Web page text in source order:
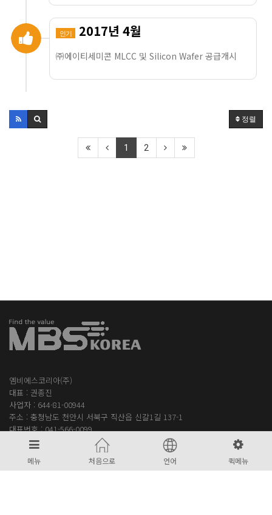
처음으로
메뉴 언어 퀵메뉴
인기 2017년 4월
㈜에이티세미콘 MLCC 및 Silicon Wafer 공급개시
정렬
1 2
엠비에스코리아(주)
대표 : 권종진
사업자 : 644-81-00944
주소 : 충청남도 천안시 서북구 직산읍 신갈1길 137-1
대표번호 :041-566-0099
팩스번호 : 0504-250-0101
jacob@mbs-korea.com
COPYRIGHT © 2021
엠비에스코리아(주) ALL RIGHTS RESERVED.